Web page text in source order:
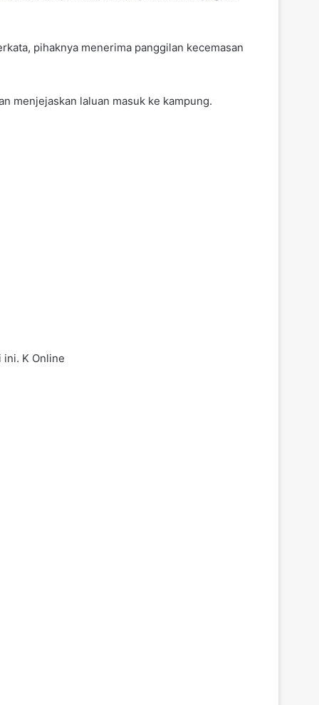
pihaknya menerima panggilan kecemasan
menjejaskan laluan masuk ke kampung.
ini. K Online